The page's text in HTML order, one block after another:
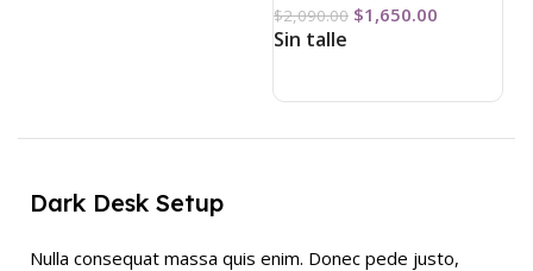
$2,090.00 $1,650.00
Sin talle
Dark Desk Setup
Nulla consequat massa quis enim. Donec pede justo,